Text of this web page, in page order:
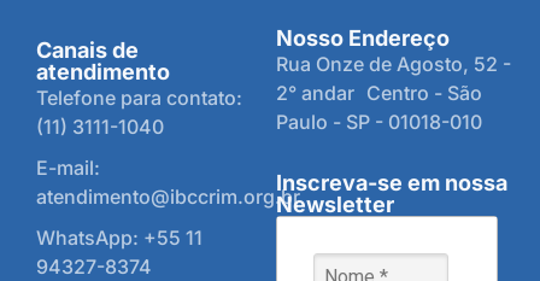
Canais de
atendimento
Telefone para contato:
(11) 3111-1040
E-mail:
atendimento@ibccrim.org.br
WhatsApp: +55 11
94327-8374
Nosso Endereço
Rua Onze de Agosto, 52 -
2° andar Centro - São
Paulo - SP - 01018-010
Inscreva-se em nossa
Newsletter